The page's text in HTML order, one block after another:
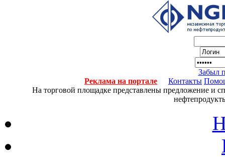
Забыл
Реклама на портале
Контакты
На торговой площадке представлены предложение и